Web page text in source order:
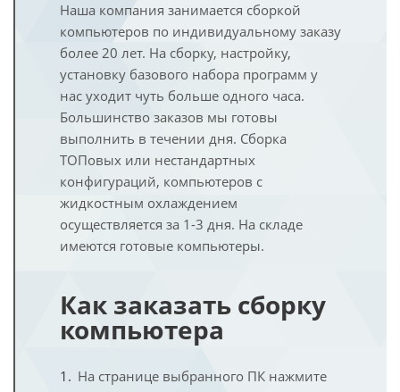
Наша компания занимается сборкой
компьютеров по индивидуальному заказу
более 20 лет. На сборку, настройку,
установку базового набора программ у
нас уходит чуть больше одного часа.
Большинство заказов мы готовы
выполнить в течении дня. Сборка
ТОПовых или нестандартных
конфигураций, компьютеров с
жидкостным охлаждением
осуществляется за 1-3 дня. На складе
имеются готовые компьютеры.
Как заказать сборку
компьютера
На странице выбранного ПК нажмите